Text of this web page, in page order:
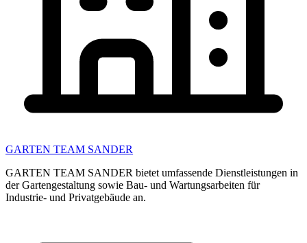
GARTEN TEAM SANDER
GARTEN TEAM SANDER bietet umfassende Dienstleistungen in
der Gartengestaltung sowie Bau- und Wartungsarbeiten für
Industrie- und Privatgebäude an.